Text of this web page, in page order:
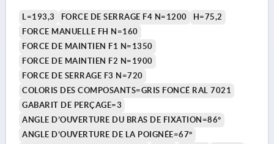
L=193,3 FORCE DE SERRAGE F4 N=1200
H=75,2
FORCE MANUELLE FH N=160
FORCE DE MAINTIEN F1 N=1350
FORCE DE MAINTIEN F2 N=1900
FORCE DE SERRAGE F3 N=720
COLORIS DES COMPOSANTS=GRIS FONCÉ RAL 7021
GABARIT DE PERÇAGE=3
ANGLE D’OUVERTURE DU BRAS DE FIXATION=86°
ANGLE D’OUVERTURE DE LA POIGNÉE=67°